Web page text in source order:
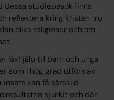
dessa studiebesök finns
reflektera kring kristen tro
olika religioner och om
läxhjälp till barn och unga
som i hög grad utförs av
insats kan få särskild
sjunkit och där